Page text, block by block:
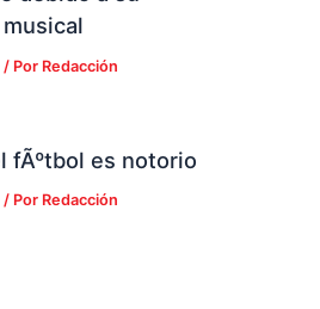
/ Por Redacción
fÃºtbol es notorio
/ Por Redacción